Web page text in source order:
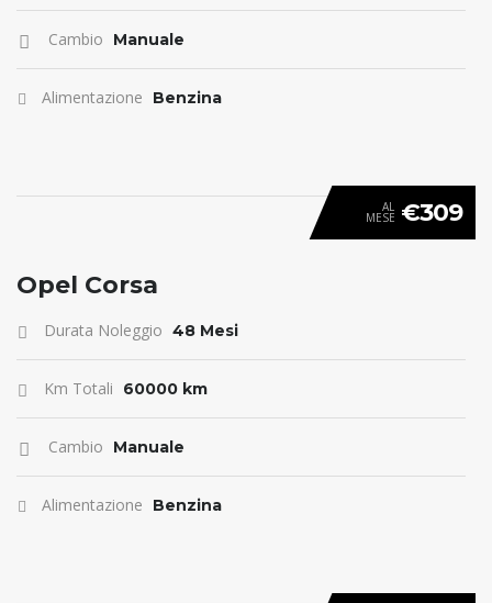
Cambio Manuale
Alimentazione Benzina
ANTICIPO 0
AL
MESE €309
Opel Corsa
Durata Noleggio 48 Mesi
Km Totali 60000 km
Cambio Manuale
Alimentazione Benzina